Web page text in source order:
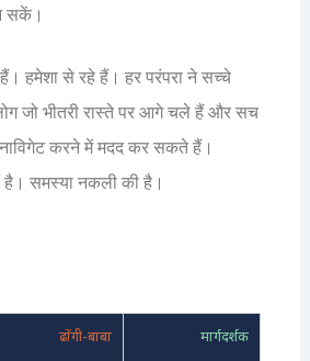
सकें।
हैं। हमेशा से रहे हैं। हर परंपरा ने सच्चे
जो भीतरी रास्ते पर आगे चले हैं और सच
करने में मदद कर सकते हैं।
है। समस्या नकली की है।
ढोंगी-बाबा मार्गदर्शक